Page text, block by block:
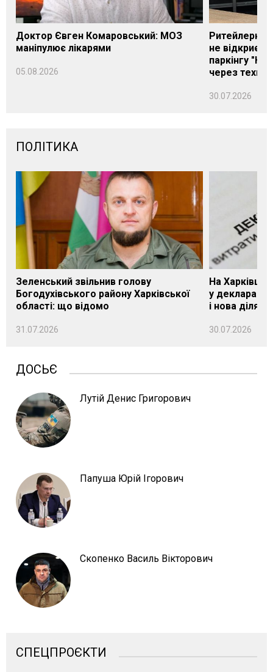
Доктор Євген Комаровський: МОЗ
маніпулює лікарями
05.08.2026
Ритейлерка
не
паркінгу
через
30.07.2026
ПОЛІТИКА
Зеленський звільнив голову
Богодухівського району Харківської
області: що відомо
31.07.2026
На
у декларації
і нова
30.07.2026
ДОСЬЄ
Лутій Денис Григорович
Папуша Юрій Ігорович
Скопенко Василь Вікторович
СПЕЦПРОЄКТИ